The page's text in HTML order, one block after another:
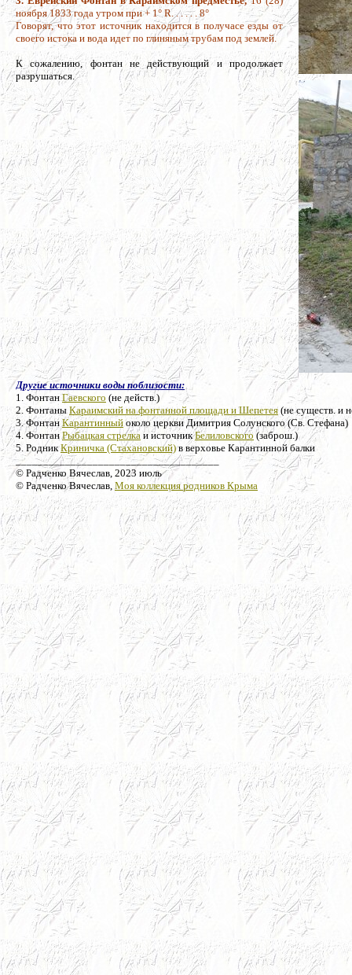
ноября 1833 года утром при + 1° R. . . . . . 8°
Говорят, что этот источник находится в получасе езды от
своего истока и вода идет по глиняным трубам под землей.
К сожалению, фонтан не действующий и продолжает
разрушаться.
Другие источники воды поблизости:
1. ФонтанГаевского (не действ.)
2. ФонтаныКараимский на фонтанной площади и Шепетея(не существ. и
3. Фонтан Карантинный около церкви Димитрия Солунского (Св. Стефана)
4. ФонтанРыбацкая стрелка и источникБелиловского (заброш.)
5. РодникКриничка (Стахановский)в верховье Карантинной балки
_____________________________________
© Радченко Вячеслав, 2023 июль
© Радченко Вячеслав, Моя коллекция родников Крыма